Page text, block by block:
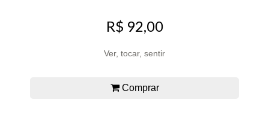
R$ 92,00
Ver, tocar, sentir
Comprar